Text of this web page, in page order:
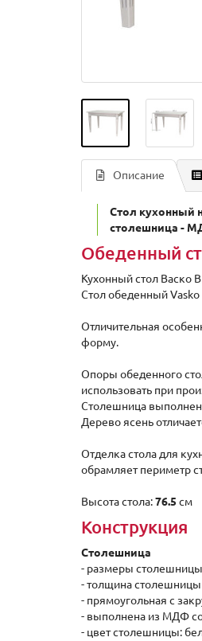
Описание
Стол кухонный
столешница -
Обеденный
Кухонный стол Васко
Стол обеденный
Отличительная
форму.
Опоры обеденного
использовать при
Столешница
Дерево ясень
Отделка стола для
обрамляет периметр
Высота стола:76.5 см
Конструкция
Столешница
- размеры
- толщина
- прямоугольная с
- выполнена из МДФ
- цвет столешницы: